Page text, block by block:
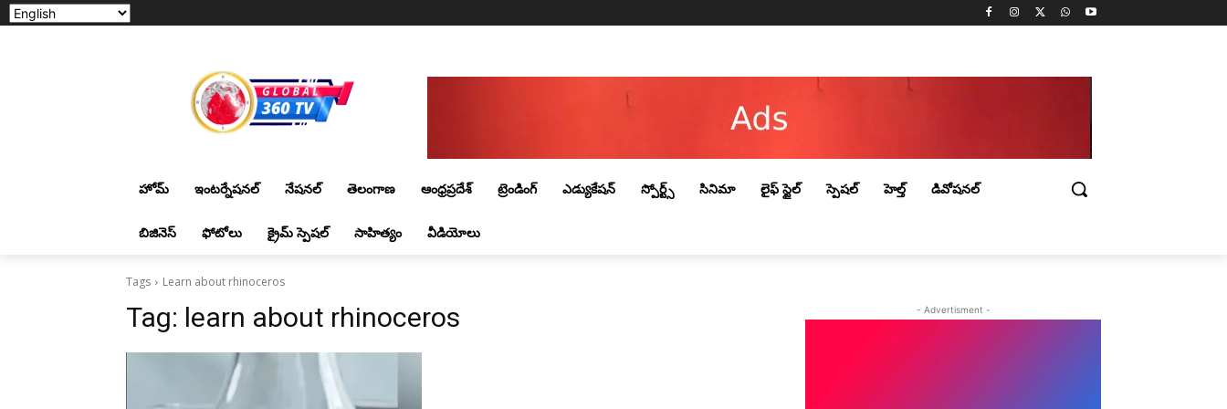
హోమ్ ఇంటర్నేషనల్ నేషనల్ తెలంగాణ ఆంధ్రప్రదేశ్ ట్రెండింగ్‌ ఎడ్యుకేషన్ స్పోర్ట్స్ సినిమా లైఫ్ స్టైల్ స్పెషల్ హెల్త్ డివోషనల్
బిజినెస్ ఫోటోలు క్రైమ్ స్పెషల్ సాహిత్యం వీడియోలు
Tags Learn about rhinoceros
Tag: learn about rhinoceros - Advertisment -